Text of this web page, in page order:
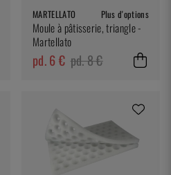
MARTELLATO Plus d'options
Moule à pâtisserie, triangle -
Martellato
pd. 6 € pd. 8 €